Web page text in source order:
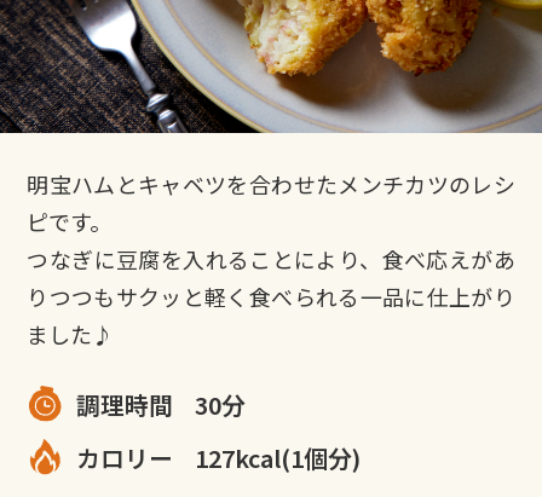
明宝ハムとキャベツを合わせたメンチカツのレシ
ピです。
つなぎに豆腐を入れることにより、食べ応えがあ
りつつもサクッと軽く食べられる一品に仕上がり
ました♪
調理時間
30分
カロリー
127kcal(1個分)